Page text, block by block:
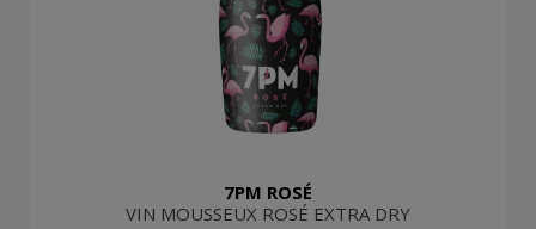
7PM ROSÉ
VIN MOUSSEUX ROSÉ EXTRA DRY